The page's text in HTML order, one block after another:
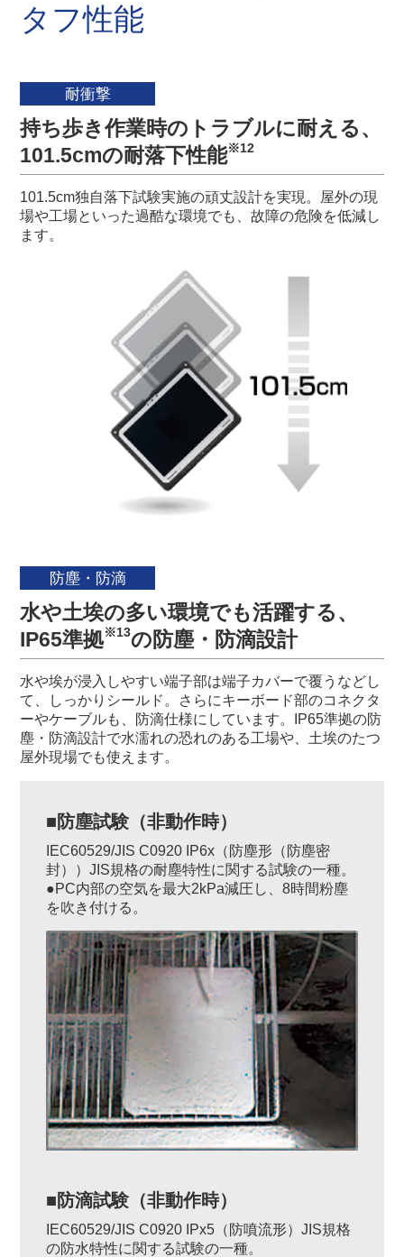
タフ性能
耐衝撃
持ち歩き作業時のトラブルに耐える、
101.5cmの耐落下性能※12
101.5cm独自落下試験実施の頑丈設計を実現。屋外の現
場や工場といった過酷な環境でも、故障の危険を低減し
ます。
防塵・防滴
水や土埃の多い環境でも活躍する、
IP65準拠※13の防塵・防滴設計
水や埃が浸入しやすい端子部は端子カバーで覆うなどし
て、しっかりシールド。さらにキーボード部のコネクタ
ーやケーブルも、防滴仕様にしています。IP65準拠の防
塵・防滴設計で水濡れの恐れのある工場や、土埃のたつ
屋外現場でも使えます。
■防塵試験（非動作時）
IEC60529/JIS C0920 IP6x（防塵形（防塵密
封））JIS規格の耐塵特性に関する試験の一種。
●PC内部の空気を最大2kPa減圧し、8時間粉塵
を吹き付ける。
■防滴試験（非動作時）
IEC60529/JIS C0920 IPx5（防噴流形）JIS規格
の防水特性に関する試験の一種。